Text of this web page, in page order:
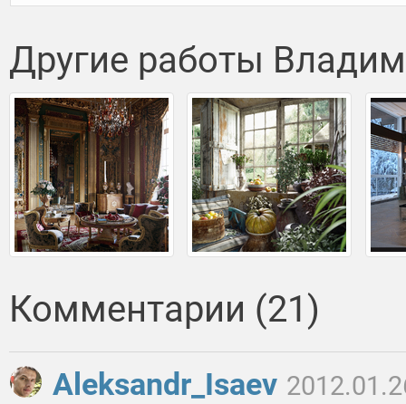
Другие работы
Комментарии (21)
Aleksandr_Isaev